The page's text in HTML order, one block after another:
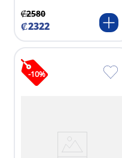
₡2580
₡2322
-10%